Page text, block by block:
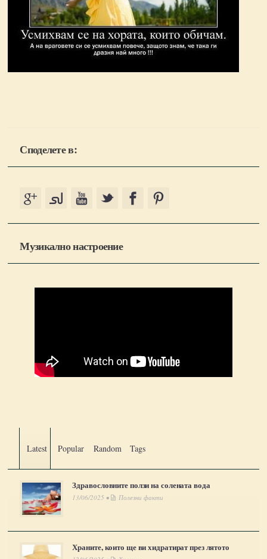
Споделете в:
Музикално настроение
Latest Popular Random Tags
Здравословните ползи на солената вода
13/06/2025 • Полезни факти
Храните, които ще ви хидратират през лятото